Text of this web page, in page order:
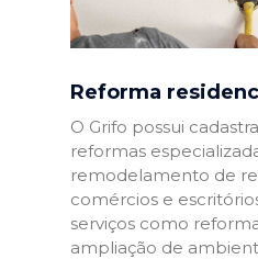
Reforma
O Grifo possui
reformas
remodelamento de
comércios e
serviços como
ampliação de